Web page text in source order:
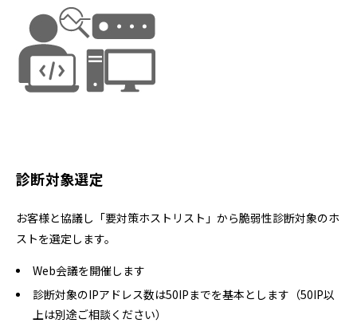
診断対象選定
お客様と協議し「要対策ホストリスト」から脆弱性診断対象のホ
ストを選定します。
Web会議を開催します
診断対象のIPアドレス数は50IPまでを基本とします（50IP以
上は別途ご相談ください）